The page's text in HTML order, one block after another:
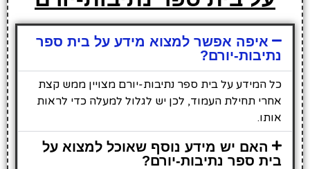
איפה אפשר למצוא מידע על בית ספר
נתיבות-יורם?
כל המידע על בית ספר נתיבות-יורם מצויין ממש קצת
אחרי תחילת העמוד, לכן יש לגלול למעלה כדי לראות
אותו.
האם יש מידע נוסף שאוכל למצוא על
בית ספר נתיבות-יורם?